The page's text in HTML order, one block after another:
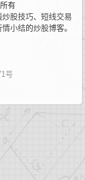
有
炒股技巧、 短线交易
情小结的炒股博客。
号